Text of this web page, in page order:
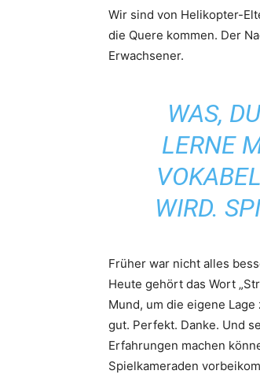
Wir sind von Helikopter-
die Quere kommen. Der
Erwachsener.
WAS,
LERNE
WIRD.
Früher war nicht alles
Heute gehört das Wort
Mund, um die eigene
gut. Perfekt. Danke. Und
Erfahrungen machen
Spielkameraden